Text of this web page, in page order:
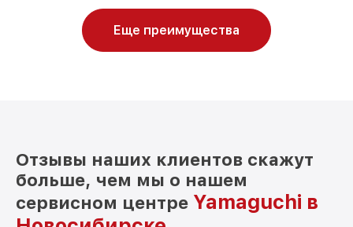
Еще преимущества
Отзывы наших клиентов скажут
больше, чем мы о нашем
сервисном центре Yamaguchi в